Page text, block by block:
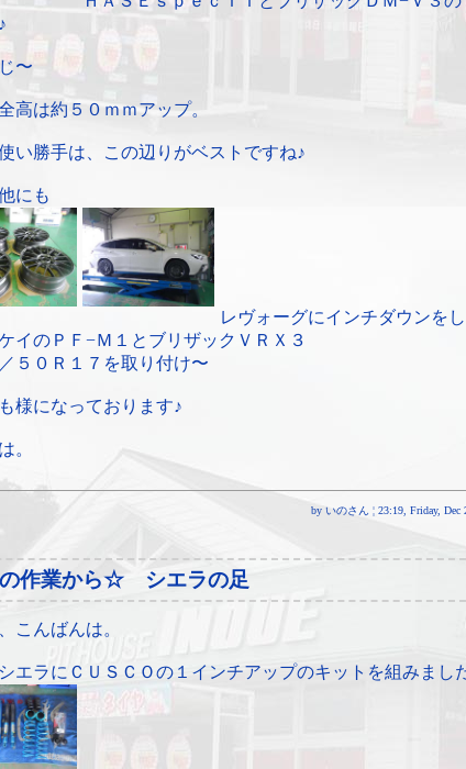
〜
高は約５０ｍｍアップ。
い勝手は、この辺りがベストですね♪
にも
レヴォーグにインチダウンを
イのＰＦ−Ｍ１とブリザックＶＲＸ３
５０Ｒ１７を取り付け〜
様になっております♪
。
by いのさん ¦ 23:19, Friday, Dec
作業から☆ シエラの足
こんばんは。
エラにＣＵＳＣＯの１インチアップのキットを組みまし